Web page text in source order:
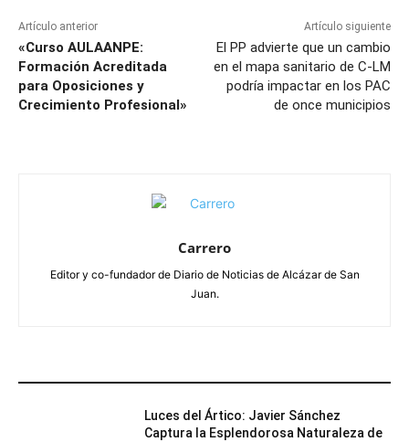
Artículo anterior
«Curso AULAANPE:
Formación Acreditada
para Oposiciones y
Crecimiento Profesional»
Artículo siguiente
El PP advierte que un cambio
en el mapa sanitario de C-LM
podría impactar en los PAC
de once municipios
Carrero
Editor y co-fundador de Diario de Noticias de Alcázar de San
Juan.
Luces del Ártico: Javier Sánchez
Captura la Esplendorosa Naturaleza de